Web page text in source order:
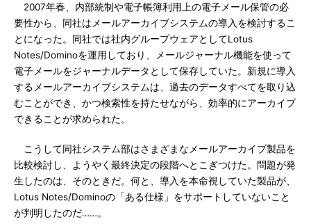
2007年春、内部統制や電子帳簿利用上の電子メール保管の必
要性から、同社はメールアーカイブシステムの導入を検討するこ
とになった。同社では社内グループウェアとしてLotus
Notes/Dominoを運用しており、メールジャーナル機能を使って
電子メールをジャーナルデータとして保存していた。新規に導入
するメールアーカイブシステムは、過去のデータすべてを取り込
むことができ、かつ検索性を持たせながら、効率的にアーカイブ
できることが求められた。
こうして同社システム部はさまざまなメールアーカイブ製品を
比較検討し、ようやく最終決定の段階へとこぎつけた。問題が発
生したのは、そのときだ。何と、導入を本命視していた製品が、
Lotus Notes/Dominoの「ある仕様」をサポートしていないこと
が判明したのだ……。